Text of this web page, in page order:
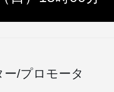
/プロモータ